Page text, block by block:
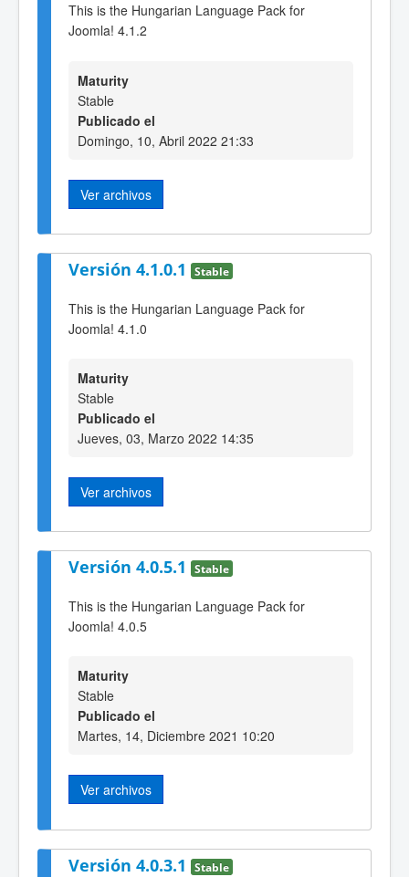
This is the Hungarian Language Pack for
Joomla! 4.1.2
Maturity
Stable
Publicado el
Domingo, 10, Abril 2022 21:33
Ver archivos
Versión 4.1.0.1 Stable
This is the Hungarian Language Pack for
Joomla! 4.1.0
Maturity
Stable
Publicado el
Jueves, 03, Marzo 2022 14:35
Ver archivos
Versión 4.0.5.1 Stable
This is the Hungarian Language Pack for
Joomla! 4.0.5
Maturity
Stable
Publicado el
Martes, 14, Diciembre 2021 10:20
Ver archivos
Versión 4.0.3.1 Stable